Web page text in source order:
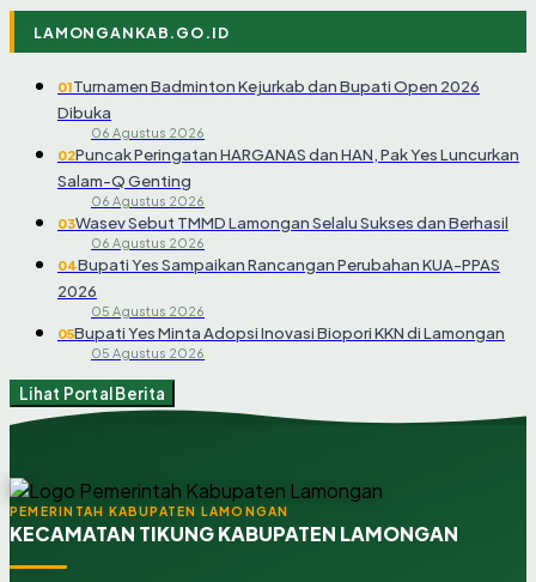
LAMONGANKAB.GO.ID
01Turnamen Badminton Kejurkab dan Bupati Open 2026
Dibuka
06 Agustus 2026
02Puncak Peringatan HARGANAS dan HAN, Pak Yes Luncurkan
Salam-Q Genting
06 Agustus 2026
03Wasev Sebut TMMD Lamongan Selalu Sukses dan Berhasil
06 Agustus 2026
04Bupati Yes Sampaikan Rancangan Perubahan KUA-PPAS
2026
05 Agustus 2026
05Bupati Yes Minta Adopsi Inovasi Biopori KKN di Lamongan
05 Agustus 2026
Lihat Portal Berita
PEMERINTAH KABUPATEN LAMONGAN
KECAMATAN TIKUNG KABUPATEN LAMONGAN